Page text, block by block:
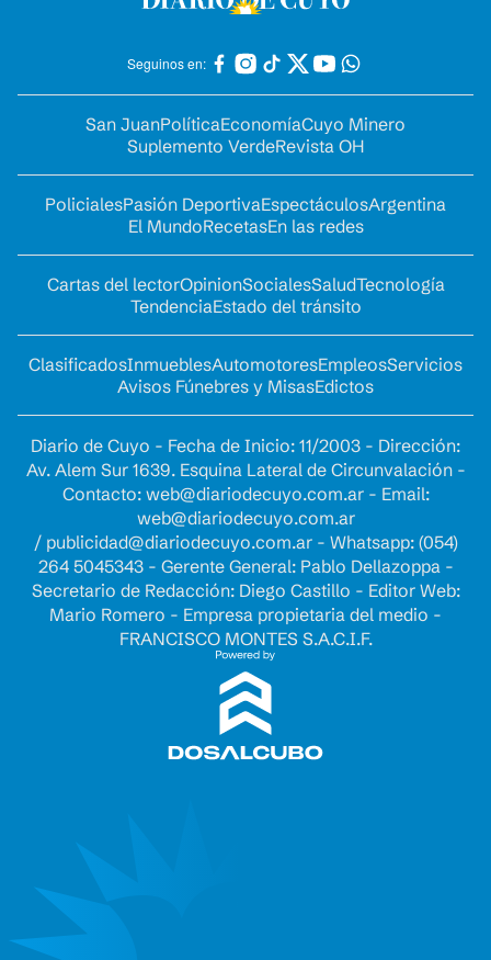
Seguinos en:
San JuanPolíticaEconomíaCuyo Minero
Suplemento VerdeRevista OH
PolicialesPasión DeportivaEspectáculosArgentina
El MundoRecetasEn las redes
Cartas del lectorOpinionSocialesSaludTecnología
TendenciaEstado del tránsito
ClasificadosInmueblesAutomotoresEmpleosServicios
Avisos Fúnebres y MisasEdictos
Diario de Cuyo - Fecha de Inicio: 11/2003 - Dirección:
Av. Alem Sur 1639. Esquina Lateral de Circunvalación -
Contacto: web@diariodecuyo.com.ar- Email:
web@diariodecuyo.com.ar
/ publicidad@diariodecuyo.com.ar- Whatsapp: (054)
264 5045343 - Gerente General: Pablo Dellazoppa -
Secretario de Redacción: Diego Castillo - Editor Web:
Mario Romero - Empresa propietaria del medio -
FRANCISCO MONTES S.A.C.I.F.